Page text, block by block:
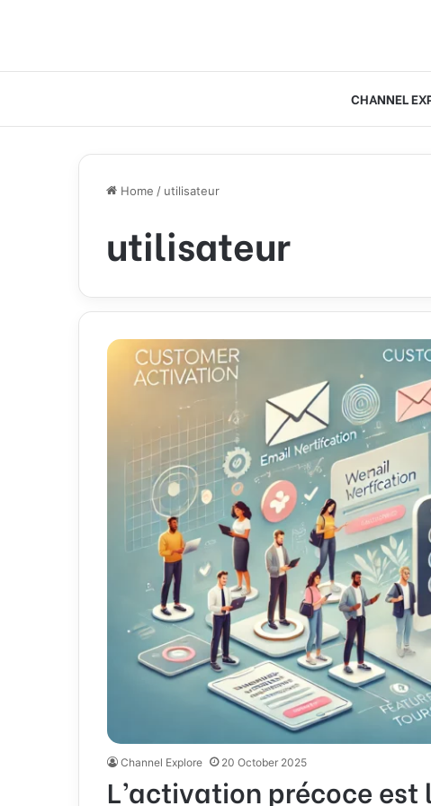
CHANNEL
Home / utilisateur
utilisateur
Channel Explore 20 October 2025
L’activation précoce